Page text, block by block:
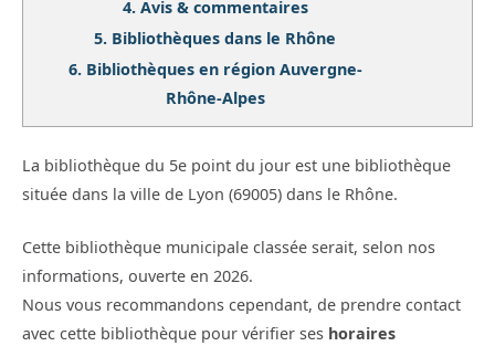
4. Avis & commentaires
5. Bibliothèques dans le Rhône
6. Bibliothèques en région Auvergne-
Rhône-Alpes
La bibliothèque du 5e point du jour est une bibliothèque
située dans la ville de Lyon (69005) dans le Rhône.
Cette bibliothèque municipale classée serait, selon nos
informations, ouverte en 2026.
Nous vous recommandons cependant, de prendre contact
avec cette bibliothèque pour vérifier ses horaires